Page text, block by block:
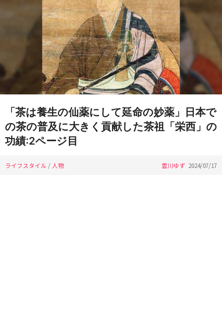
「茶は養生の仙薬にして延命の妙薬」日本で
の茶の普及に大きく貢献した茶祖「栄西」の
功績:2ページ目
ライフスタイル / 人物 雲川ゆず 2024/07/17